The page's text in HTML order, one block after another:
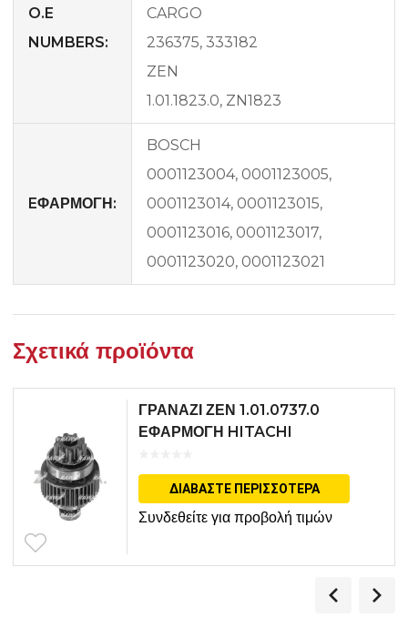
O.E
NUMBERS:
CARGO
236375, 333182
ZEN
1.01.1823.0, ZN1823
EΦΑΡΜΟΓΗ:
BOSCH
0001123004, 0001123005,
0001123014, 0001123015,
0001123016, 0001123017,
0001123020, 0001123021
Σχετικά προϊόντα
ΓΡΑΝΑΖΙ ΖΕΝ 1.01.0737.0
ΕΦΑΡΜΟΓΗ HITACHI
ΔΙΑΒΆΣΤΕ ΠΕΡΙΣΣΌΤΕΡΑ
Συνδεθείτε για προβολή τιμών